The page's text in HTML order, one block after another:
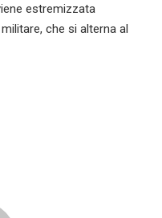
estremizzata
che si alterna al